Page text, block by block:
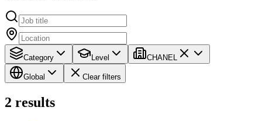
Category Level CHANEL
Global Clear filters
2 results